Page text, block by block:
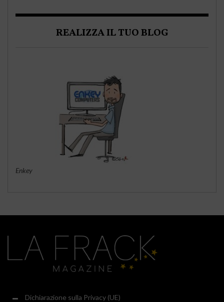
REALIZZA IL TUO BLOG
Enkey
Dichiarazione sulla Privacy (UE)